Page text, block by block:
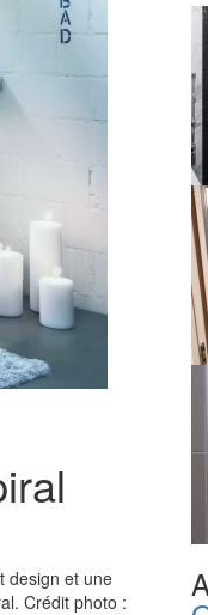
design et une
Crédit photo :